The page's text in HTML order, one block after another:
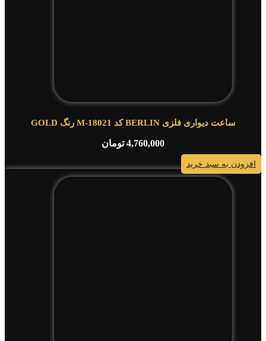
ساعت دیواری فلزی BERLIN کد M-18021 رنگ GOLD
4,760,000 تومان
افزودن به سبد خرید